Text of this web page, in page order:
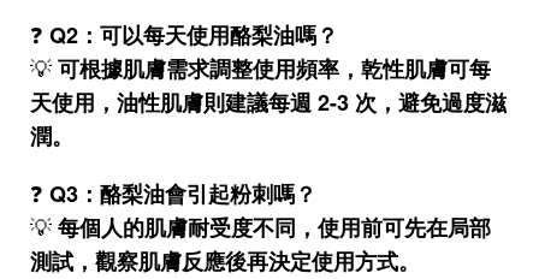
❓ Q2：可以每天使用酪梨油嗎？
💡可根據肌膚需求調整使用頻率，乾性肌膚可每
天使用，油性肌膚則建議每週 2-3 次，避免過度滋
潤。
❓ Q3：酪梨油會引起粉刺嗎？
💡每個人的肌膚耐受度不同，使用前可先在局部
測試，觀察肌膚反應後再決定使用方式。